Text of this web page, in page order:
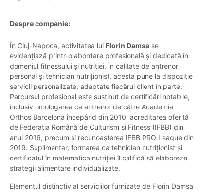
Despre companie:
În Cluj-Napoca, activitatea lui Florin Damsa se
evidențiază printr-o abordare profesională și dedicată în
domeniul fitnessului și nutriției. În calitate de antrenor
personal și tehnician nutriționist, acesta pune la dispoziție
servicii personalizate, adaptate fiecărui client în parte.
Parcursul profesional este susținut de certificări notabile,
inclusiv omologarea ca antrenor de către Academia
Orthos Barcelona începând din 2010, acreditarea oferită
de Federația Română de Culturism și Fitness (IFBB) din
anul 2016, precum și recunoașterea IFBB PRO League din
2019. Suplimentar, formarea ca tehnician nutriționist și
certificatul în matematica nutriției îl califică să elaboreze
strategii alimentare individualizate.
Elementul distinctiv al serviciilor furnizate de Florin Damsa